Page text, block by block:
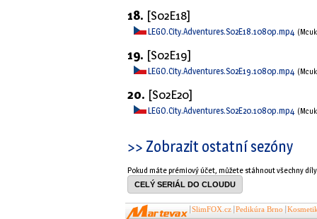
18. [S02E18]
LEGO.City.Adventures.S02E18.1080p.mp4 (Mcuk
19. [S02E19]
LEGO.City.Adventures.S02E19.1080p.mp4 (Mcuk
20. [S02E20]
LEGO.City.Adventures.S02E20.1080p.mp4 (Mcuk
>> Zobrazit ostatní sezóny
Pokud máte prémiový účet, můžete stáhnout všechny
CELÝ SERIÁL DO CLOUDU
SlimFOX.cz Pedikúra Brno